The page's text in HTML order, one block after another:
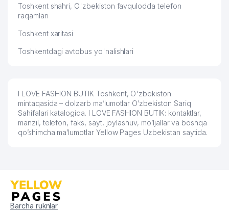
61
KRON TELEKOM NETVORK
XUSUSIY KORXONASI
621 м
62 SANAR GROUP MChJ
MASHENKO D.V. YAKKA TARTIBDAGI
MChJ
65 IPLUS MChJ 660 м
66 CYBER TRADE PORTAL MChJ 662 м
68 SMILE-UZ MChJ 665 м
69 ATLAS LOGISTICS MChJ
Toshkent shahri, O'zbekiston favqulodda telefon
raqamlari
Toshkent xaritasi
Toshkentdagi avtobus yo'nalishlari
I LOVE FASHION BUTIK Toshkent, O'zbekiston
mintaqasida – dolzarb ma’lumotlar O’zbekiston Sariq
Sahifalari katalogida. I LOVE FASHION BUTIK: kontaktlar,
manzil, telefon, faks, sayt, joylashuv, mo’ljallar va boshqa
qo’shimcha ma’lumotlar Yellow Pages Uzbekistan saytida.
Barcha ruknlar